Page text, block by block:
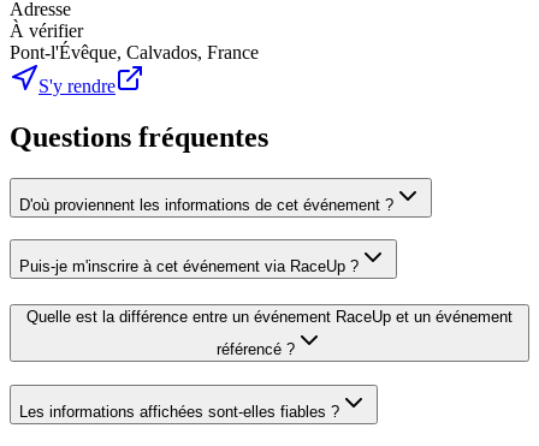
Adresse
À vérifier
Pont-l'Évêque, Calvados, France
S'y rendre
Questions fréquentes
D'où proviennent les informations de cet événement ?
Puis-je m'inscrire à cet événement via RaceUp ?
Quelle est la différence entre un événement RaceUp et un événement
référencé ?
Les informations affichées sont-elles fiables ?